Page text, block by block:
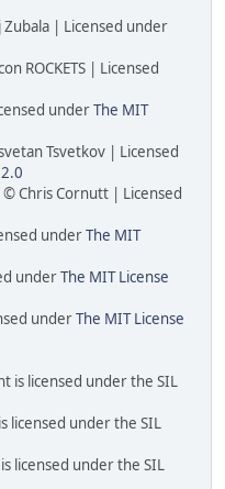
| Licensed under
ROCKETS | Licensed
underThe MIT
Tsvetkov | Licensed
© Chris Cornutt | Licensed
underThe MIT
underThe MIT License
underThe MIT License
is licensed under the SIL
licensed under the SIL
licensed under the SIL